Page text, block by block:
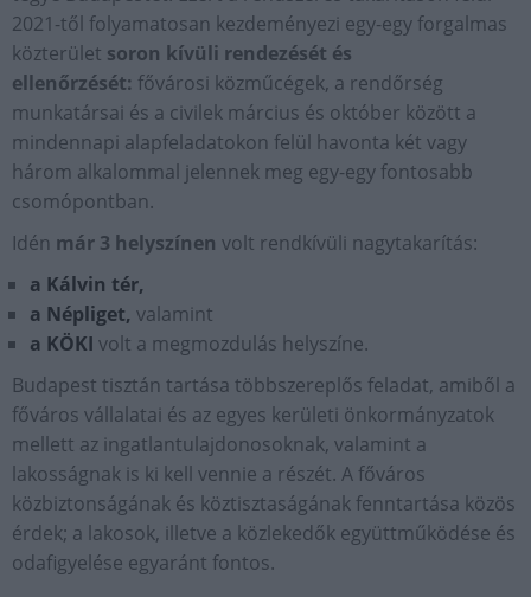
2021-től folyamatosan kezdeményezi egy-egy forgalmas
közterület soron kívüli rendezését és
ellenőrzését: fővárosi közműcégek, a rendőrség
munkatársai és a civilek március és október között a
mindennapi alapfeladatokon felül havonta két vagy
három alkalommal jelennek meg egy-egy fontosabb
csomópontban.
Idén már 3 helyszínen volt rendkívüli nagytakarítás:
a Kálvin tér,
a Népliget, valamint
a KÖKI volt a megmozdulás helyszíne.
Budapest tisztán tartása többszereplős feladat, amiből a
főváros vállalatai és az egyes kerületi önkormányzatok
mellett az ingatlantulajdonosoknak, valamint a
lakosságnak is ki kell vennie a részét. A főváros
közbiztonságának és köztisztaságának fenntartása közös
érdek; a lakosok, illetve a közlekedők együttműködése és
odafigyelése egyaránt fontos.